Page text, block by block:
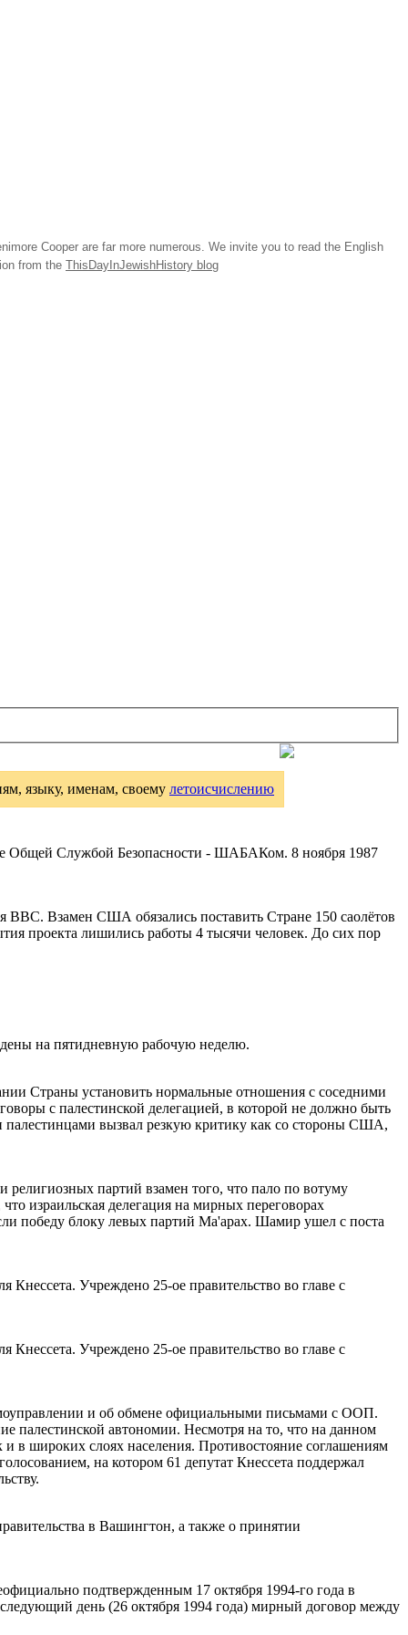
Cooper are far more numerous. We invite you to read the English
from the ThisDayInJewishHistory blog
языку, именам, своему летоисчислению
Общей Службой Безопасности - ШАБАКом. 8 ноября 1987
ВВС. Взамен США обязались поставить Стране 150 саолётов
проекта лишились работы 4 тысячи человек. До сих пор
на пятидневную рабочую неделю.
Страны установить нормальные отношения с соседними
с палестинской делегацией, в которой не должно быть
вызвал резкую критику как со стороны США,
партий взамен того, что пало по вотуму
израильская делегация на мирных переговорах
победу блоку левых партий Ма'арах. Шамир ушел с поста
Учреждено 25-ое правительство во главе с
Учреждено 25-ое правительство во главе с
и об обмене официальными письмами с ООП.
палестинской автономии. Несмотря на то, что на данном
и в широких слоях населения. Противостояние соглашениям
на котором 61 депутат Кнессета поддержал
в Вашингтон, а также о принятии
подтвержденным 17 октября 1994-го года в
день (26 октября 1994 года) мирный договор между